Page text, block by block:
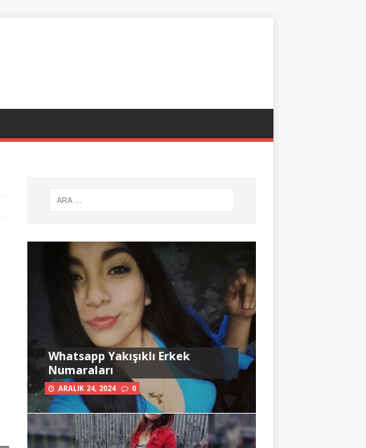
Whatsapp Yakışıklı Erkek
Numaraları
ARALIK 24, 2024 0